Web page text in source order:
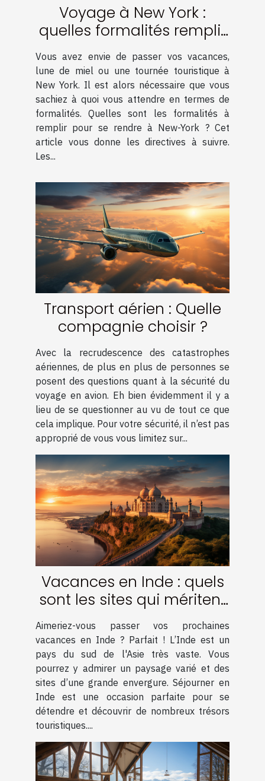
Voyage à New York :
quelles formalités remplir
Vous avez envie de passer vos vacances,
lune de miel ou une tournée touristique à
New York. Il est alors nécessaire que vous
sachiez à quoi vous attendre en termes de
formalités. Quelles sont les formalités à
remplir pour se rendre à New-York ? Cet
article vous donne les directives à suivre.
Les...
Transport aérien : Quelle
compagnie choisir ?
Avec la recrudescence des catastrophes
aériennes, de plus en plus de personnes se
posent des questions quant à la sécurité du
voyage en avion. Eh bien évidemment il y a
lieu de se questionner au vu de tout ce que
cela implique. Pour votre sécurité, il n’est pas
approprié de vous vous limitez sur...
Vacances en Inde : quels
sont les sites qui méritent
Aimeriez-vous passer vos prochaines
vacances en Inde ? Parfait ! L’Inde est un
pays du sud de l'Asie très vaste. Vous
pourrez y admirer un paysage varié et des
sites d’une grande envergure. Séjourner en
Inde est une occasion parfaite pour se
détendre et découvrir de nombreux trésors
touristiques....